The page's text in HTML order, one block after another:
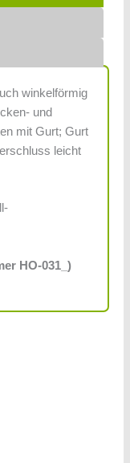
winkelförmig
und
mit Gurt; Gurt
leicht
HO-031_)